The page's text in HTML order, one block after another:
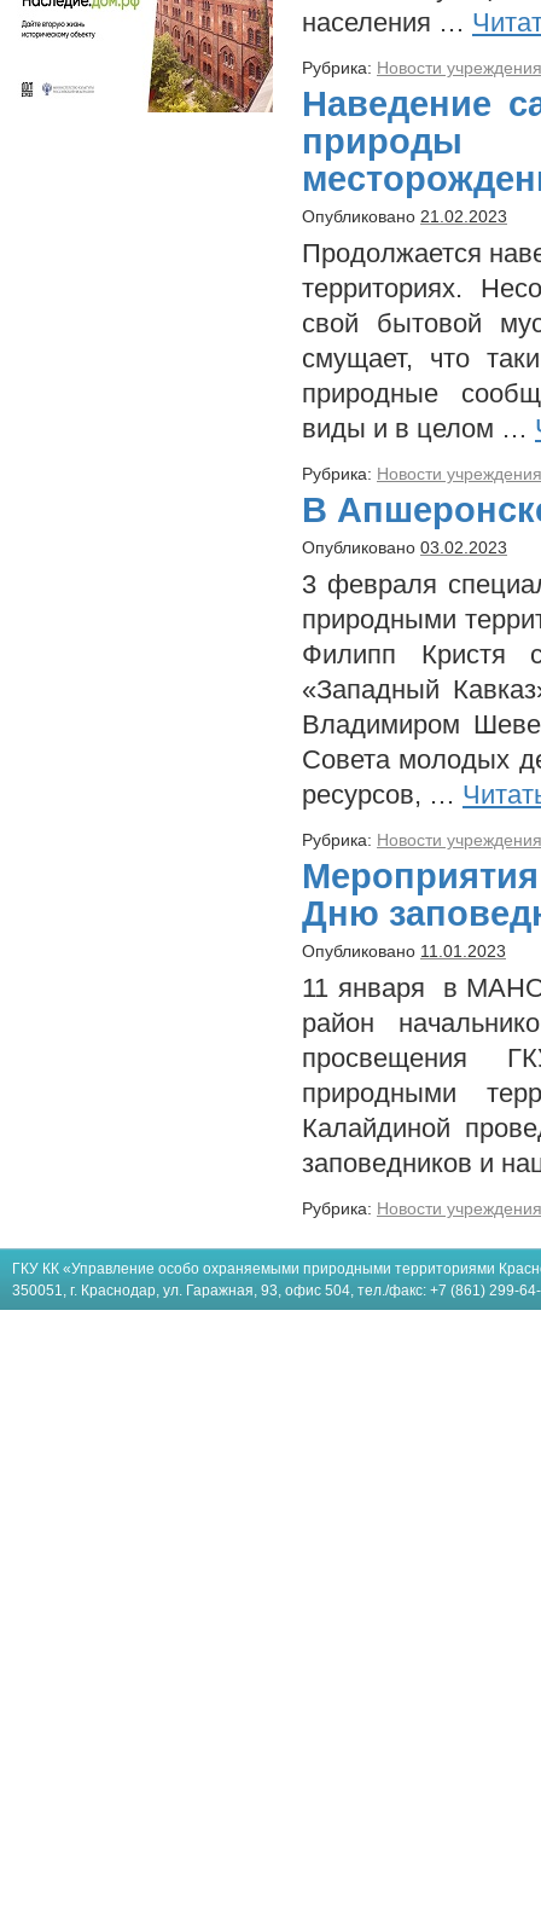
населения …
Рубрика: Новости учреждения
Наведение
Опубликовано 21.02.2023
Продолжается
территориях.
свой бытовой
смущает, что
природные
виды и в целом …
Рубрика: Новости учреждения
В
Опубликовано 03.02.2023
3 февраля
природными
Филипп Кристя
«Западный
Владимиром
Совета молодых
ресурсов, …
Рубрика: Новости учреждения
Дню
Опубликовано 11.01.2023
11 января в
район
просвещения
природными
Калайдиной
заповедников и
Рубрика: Новости учреждения
ГКУ КК «Управление особо охраняемыми природными территориями
350051, г. Краснодар, ул. Гаражная, 93, офис 504, тел./факс: +7 (861) 299-